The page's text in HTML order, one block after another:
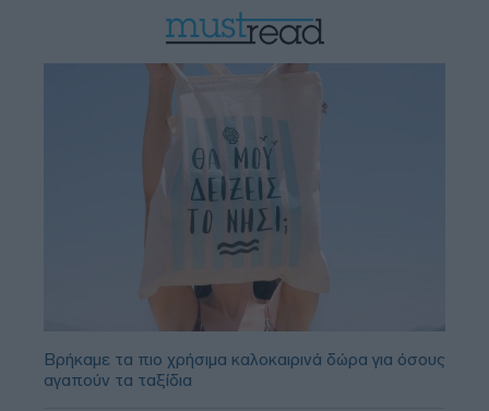
Βρήκαμε τα πιο χρήσιμα καλοκαιρινά δώρα για όσους
αγαπούν τα ταξίδια